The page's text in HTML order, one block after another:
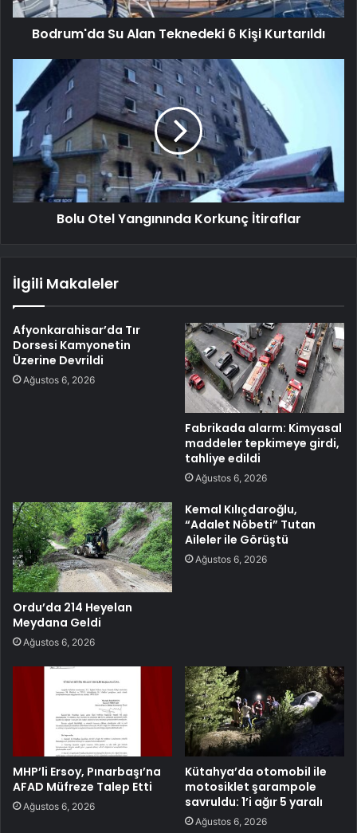
Bodrum'da Su Alan Teknedeki 6 Kişi Kurtarıldı
Bolu Otel Yangınında Korkunç İtiraflar
İlgili Makaleler
Afyonkarahisar’da Tır
Dorsesi Kamyonetin
Üzerine Devrildi
Ağustos 6, 2026
Fabrikada alarm: Kimyasal
maddeler tepkimeye girdi,
tahliye edildi
Ağustos 6, 2026
Ordu’da 214 Heyelan
Meydana Geldi
Ağustos 6, 2026
Kemal Kılıçdaroğlu,
“Adalet Nöbeti” Tutan
Aileler ile Görüştü
Ağustos 6, 2026
MHP’li Ersoy, Pınarbaşı’na
AFAD Müfreze Talep Etti
Ağustos 6, 2026
Kütahya’da otomobil ile
motosiklet şarampole
savruldu: 1’i ağır 5 yaralı
Ağustos 6, 2026